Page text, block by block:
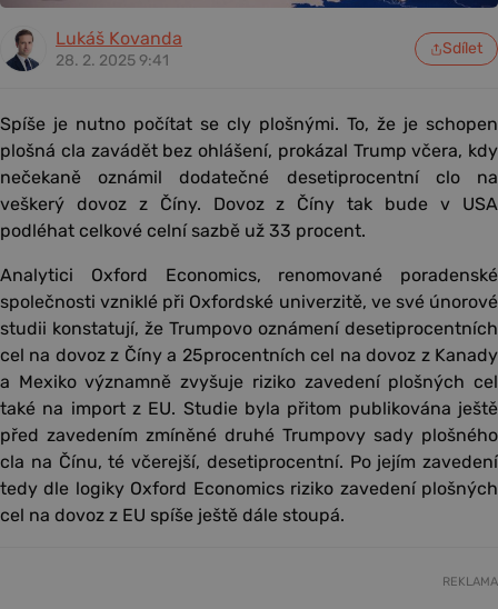
Lukáš Kovanda
28. 2. 2025 9:41
Sdílet
Spíše je nutno počítat se cly plošnými. To, že je schopen
plošná cla zavádět bez ohlášení, prokázal Trump včera, kdy
nečekaně oznámil dodatečné desetiprocentní clo na
veškerý dovoz z Číny. Dovoz z Číny tak bude v USA
podléhat celkové celní sazbě už 33 procent.
Analytici Oxford Economics, renomované poradenské
společnosti vzniklé při Oxfordské univerzitě, ve své únorové
studii konstatují, že Trumpovo oznámení desetiprocentních
cel na dovoz z Číny a 25procentních cel na dovoz z Kanady
a Mexiko významně zvyšuje riziko zavedení plošných cel
také na import z EU. Studie byla přitom publikována ještě
před zavedením zmíněné druhé Trumpovy sady plošného
cla na Čínu, té včerejší, desetiprocentní. Po jejím zavedení
tedy dle logiky Oxford Economics riziko zavedení plošných
cel na dovoz z EU spíše ještě dále stoupá.
REKLAMA